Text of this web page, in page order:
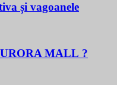
și vagoanele
MALL ?